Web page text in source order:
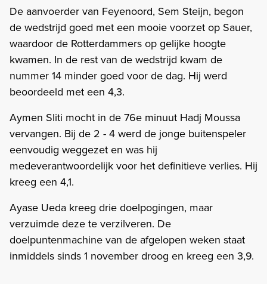
De aanvoerder van Feyenoord, Sem Steijn, begon
de wedstrijd goed met een mooie voorzet op Sauer,
waardoor de Rotterdammers op gelijke hoogte
kwamen. In de rest van de wedstrijd kwam de
nummer 14 minder goed voor de dag. Hij werd
beoordeeld met een 4,3.
Aymen Sliti mocht in de 76e minuut Hadj Moussa
vervangen. Bij de 2 - 4 werd de jonge buitenspeler
eenvoudig weggezet en was hij
medeverantwoordelijk voor het definitieve verlies. Hij
kreeg een 4,1.
Ayase Ueda kreeg drie doelpogingen, maar
verzuimde deze te verzilveren. De
doelpuntenmachine van de afgelopen weken staat
inmiddels sinds 1 november droog en kreeg een 3,9.